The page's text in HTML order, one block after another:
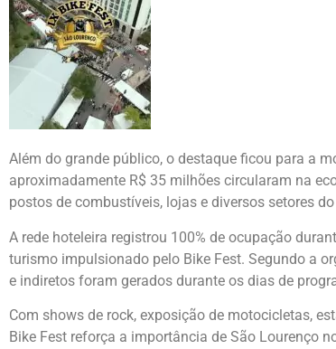
Além do grande público, o destaque ficou para a
aproximadamente R$ 35 milhões circularam na
postos de combustíveis, lojas e diversos setores
A rede hoteleira registrou 100% de ocupação
turismo impulsionado pelo Bike Fest. Segundo a
e indiretos foram gerados durante os dias de
Com shows de rock, exposição de motocicletas,
Bike Fest reforça a importância de São Lourenço